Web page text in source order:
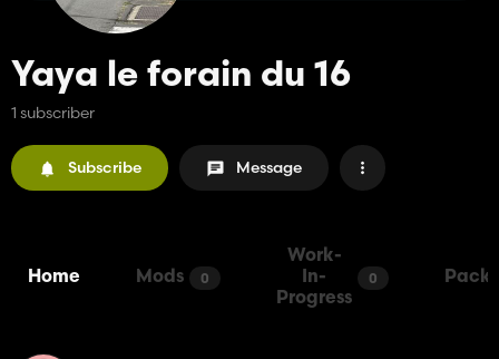
Yaya le forain du 16
1 subscriber
Subscribe Message
Home Mods 0
Work-
In-
Progress
0 Packs